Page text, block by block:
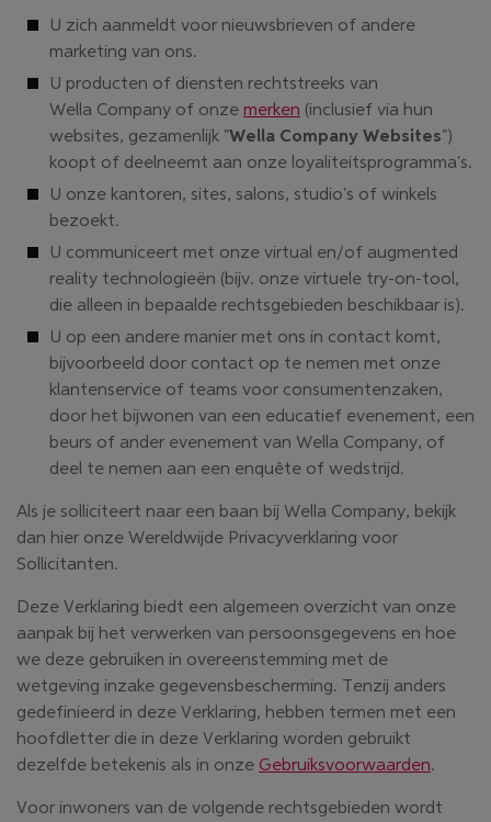
U zich aanmeldt voor nieuwsbrieven of andere
marketing van ons.
U producten of diensten rechtstreeks van
Wella Company of onze merken (inclusief via hun
websites, gezamenlijk "Wella Company Websites")
koopt of deelneemt aan onze loyaliteitsprogramma's.
U onze kantoren, sites, salons, studio's of winkels
bezoekt.
U communiceert met onze virtual en/of augmented
reality technologieën (bijv. onze virtuele try-on-tool,
die alleen in bepaalde rechtsgebieden beschikbaar is).
U op een andere manier met ons in contact komt,
bijvoorbeeld door contact op te nemen met onze
klantenservice of teams voor consumentenzaken,
door het bijwonen van een educatief evenement, een
beurs of ander evenement van Wella Company, of
deel te nemen aan een enquête of wedstrijd.
Als je solliciteert naar een baan bij Wella Company, bekijk
dan hier onze Wereldwijde Privacyverklaring voor
Sollicitanten.
Deze Verklaring biedt een algemeen overzicht van onze
aanpak bij het verwerken van persoonsgegevens en hoe
we deze gebruiken in overeenstemming met de
wetgeving inzake gegevensbescherming. Tenzij anders
gedefinieerd in deze Verklaring, hebben termen met een
hoofdletter die in deze Verklaring worden gebruikt
dezelfde betekenis als in onze Gebruiksvoorwaarden.
Voor inwoners van de volgende rechtsgebieden wordt